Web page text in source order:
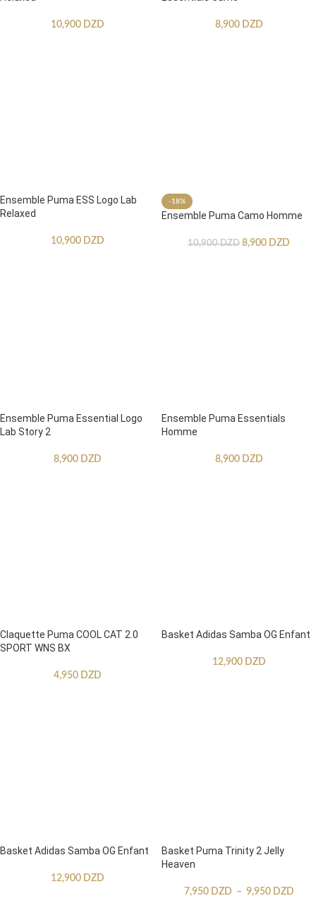
10,900 DZD 8,900 DZD
Ensemble Puma ESS Logo Lab
Relaxed
10,900 DZD
-18%
Ensemble Puma Camo Homme
10,900DZD 8,900 DZD
Ensemble Puma Essential Logo
Lab Story 2
8,900 DZD
Ensemble Puma Essentials
Homme
8,900 DZD
Claquette Puma COOL CAT 2.0
SPORT WNS BX
4,950 DZD
Basket Adidas Samba OG Enfant
12,900 DZD
Basket Adidas Samba OG Enfant
12,900 DZD
Basket Puma Trinity 2 Jelly
Heaven
7,950 DZD – 9,950 DZD